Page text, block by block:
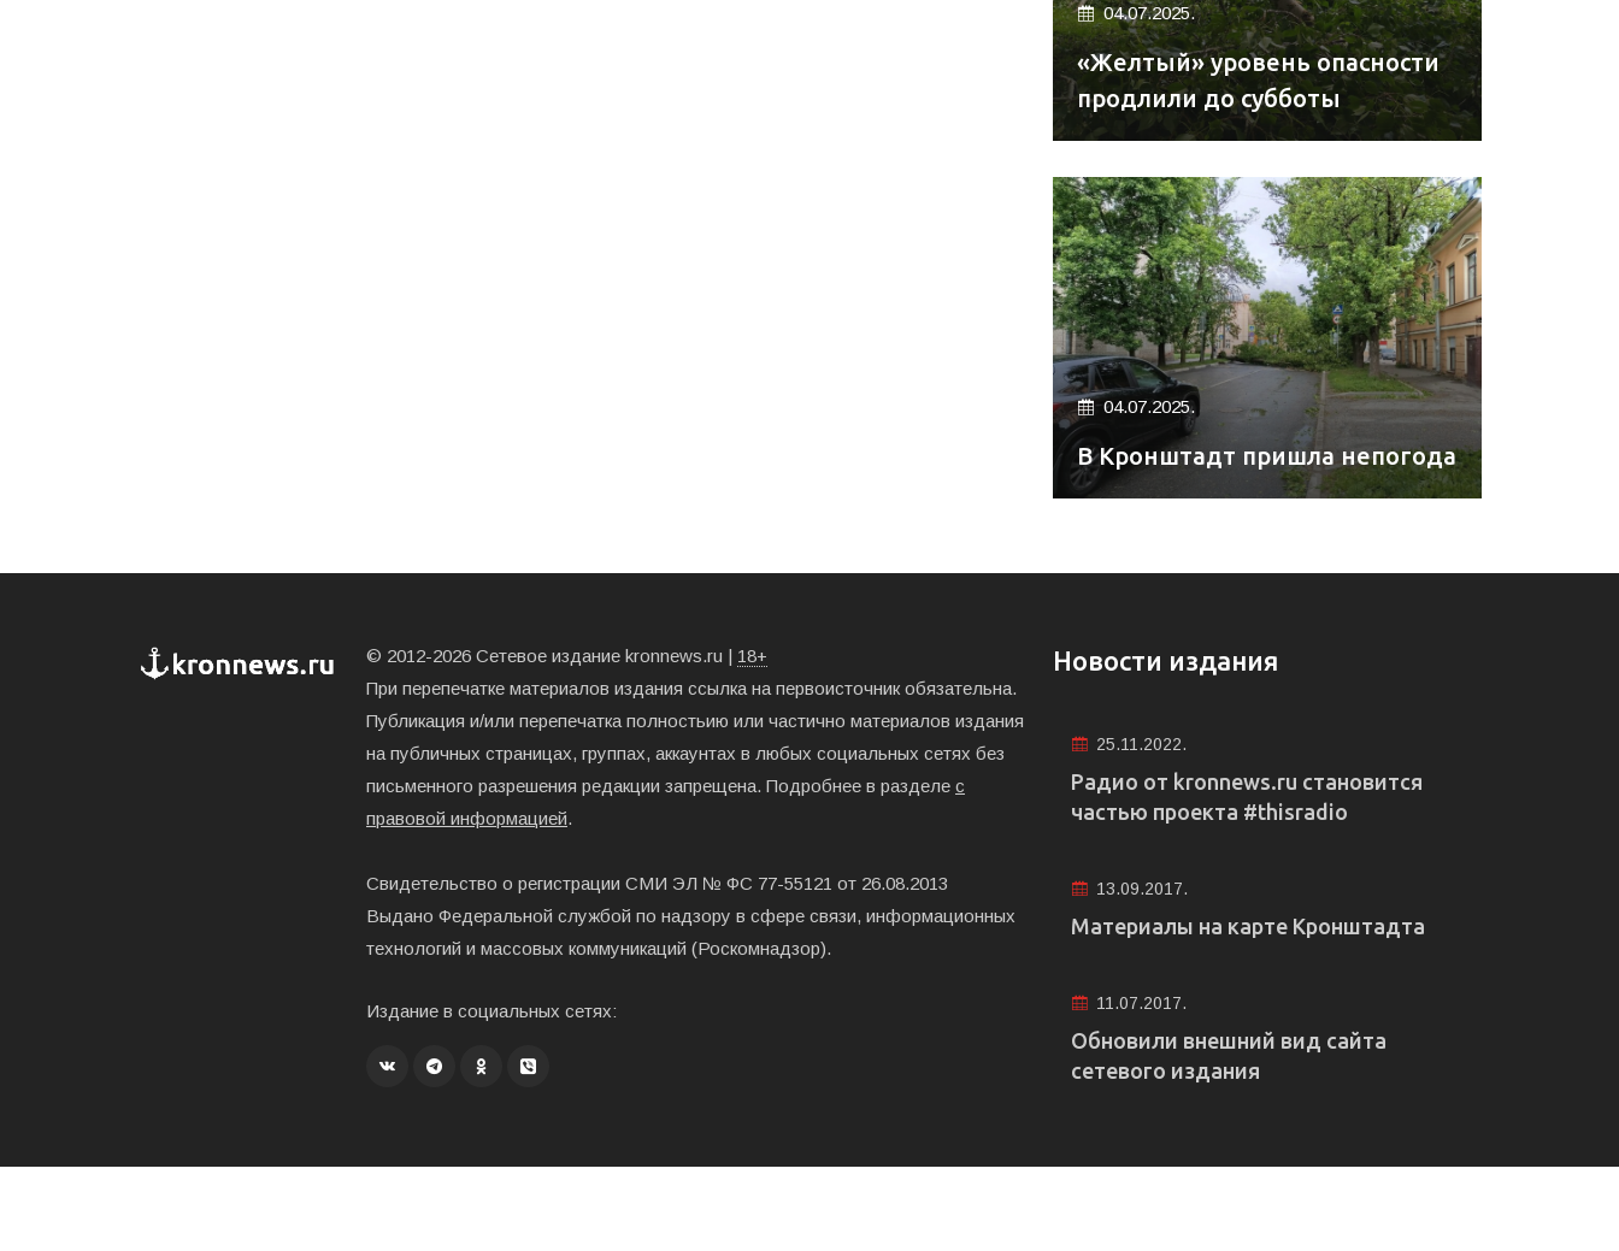
04.07.2025.
«Желтый» уровень опасности
продлили до субботы
04.07.2025.
В Кронштадт пришла непогода
© 2012-2026 Сетевое издание kronnews.ru | 18+
При перепечатке материалов издания ссылка на первоисточник обязательна.
Публикация и/или перепечатка полностьию или частично материалов издания
на публичных страницах, группах, аккаунтах в любых социальных сетях без
письменного разрешения редакции запрещена. Подробнее в разделе с
правовой информацией.
Свидетельство о регистрации СМИ ЭЛ № ФС 77-55121 от 26.08.2013
Выдано Федеральной службой по надзору в сфере связи, информационных
технологий и массовых коммуникаций (Роскомнадзор).
Издание в социальных сетях:
Новости издания
25.11.2022.
Радио от kronnews.ru становится
частью проекта #thisradio
13.09.2017.
Материалы на карте Кронштадта
11.07.2017.
Обновили внешний вид сайта
сетевого издания